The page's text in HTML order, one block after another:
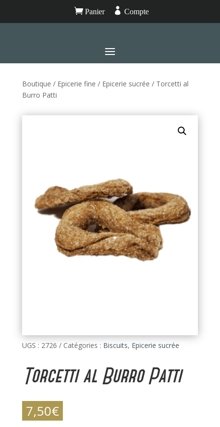
Panier  Compte
Boutique / Epicerie fine / Epicerie sucrée / Torcetti al
Burro Patti
UGS : 2726 Catégories : Biscuits, Epicerie sucrée
Torcetti al Burro Patti
7,50€